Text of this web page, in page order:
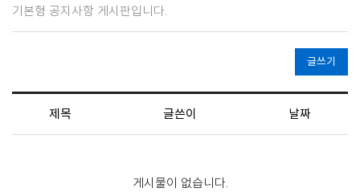
기본형 공지사항 게시판입니다.
글쓰기
제목 글쓴이 날짜
게시물이 없습니다.